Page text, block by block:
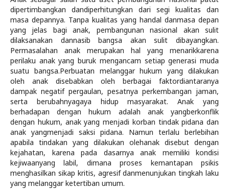
dipertimbangkan dandiperhitungkan dari segi kualitas dan
masa depannya. Tanpa kualitas yang handal danmasa depan
yang jelas bagi anak, pembangunan nasional akan sulit
dilaksanakan dannasib bangsa akan sulit dibayangkan.
Permasalahan anak merupakan hal yang menarikkarena
perilaku anak yang buruk mengancam setiap generasi muda
suatu bangsa.Perbuatan melanggar hukum yang dilakukan
oleh anak disebabkan oleh berbagai faktordiantaranya
dampak negatif pergaulan, pesatnya perkembangan jaman,
serta berubahnyagaya hidup masyarakat. Anak yang
berhadapan dengan hukum adalah anak yangberkonflik
dengan hukum, anak yang menjadi korban tindak pidana dan
anak yangmenjadi saksi pidana. Namun terlalu berlebihan
apabila tindakan yang dilakukan olehanak disebut dengan
kejahatan, karena pada dasarnya anak memiliki kondisi
kejiwaanyang labil, dimana proses kemantapan psikis
menghasilkan sikap kritis, agresif danmenunjukan tingkah laku
yang melanggar ketertiban umum.